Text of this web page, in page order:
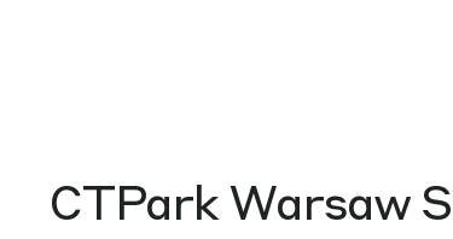
CTPark Warsaw